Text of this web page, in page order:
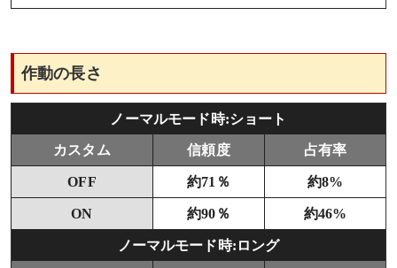
レイ背景
ロンギヌスの槍通過予告
リーチ演出
作動の長さ
ノーマルモード時:ショート
カスタム 信頼度 占有率
OFF 約71％ 約8%
ON 約90％ 約46%
ノーマルモード時:ロング